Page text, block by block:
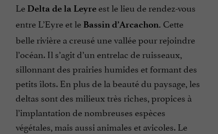
Le Delta de la Leyre est le lieu de rendez-vous
entre L’Eyre et le Bassin d’Arcachon. Cette
belle rivière a creusé une vallée pour rejoindre
l’océan. Il s’agit d’un entrelac de ruisseaux,
sillonnant des prairies humides et formant des
petits îlots. En plus de la beauté du paysage, les
deltas sont des milieux très riches, propices à
l’implantation de nombreuses espèces
végétales, mais aussi animales et avicoles. Le